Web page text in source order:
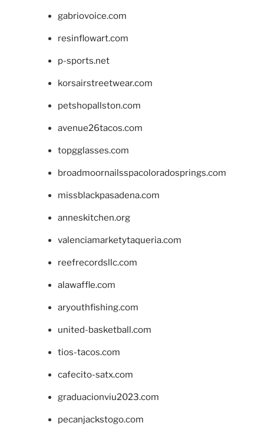
gabriovoice.com
resinflowart.com
p-sports.net
korsairstreetwear.com
petshopallston.com
avenue26tacos.com
topgglasses.com
broadmoornailsspacoloradosprings.com
missblackpasadena.com
anneskitchen.org
valenciamarketytaqueria.com
reefrecordsllc.com
alawaffle.com
aryouthfishing.com
united-basketball.com
tios-tacos.com
cafecito-satx.com
graduacionviu2023.com
pecanjackstogo.com